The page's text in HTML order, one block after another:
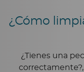
¿Cómo
¿Tienes una